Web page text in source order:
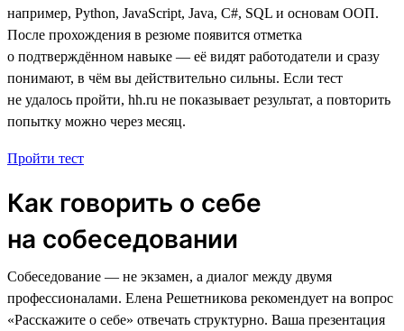
например, Python, JavaScript, Java, C#, SQL и основам ООП.
После прохождения в резюме появится отметка
о подтверждённом навыке — её видят работодатели и сразу
понимают, в чём вы действительно сильны. Если тест
не удалось пройти, hh.ru не показывает результат, а повторить
попытку можно через месяц.
Пройти тест
Как говорить о себе
на собеседовании
Собеседование — не экзамен, а диалог между двумя
профессионалами. Елена Решетникова рекомендует на вопрос
«Расскажите о себе» отвечать структурно. Ваша презентация